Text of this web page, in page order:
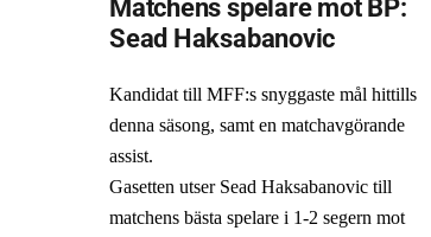
Matchens spelare mot BP:
Sead Haksabanovic
Kandidat till MFF:s snyggaste mål hittills
denna säsong, samt en matchavgörande
assist.
Gasetten utser Sead Haksabanovic till
matchens bästa spelare i 1-2 segern mot